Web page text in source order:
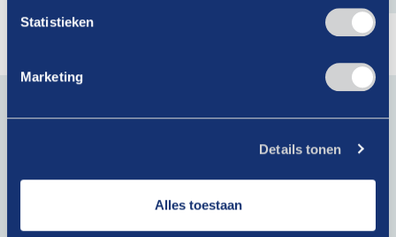
Statistieken
Marketing
Details tonen
Alles toestaan
Blijf op de hoogte van actueel branchenieuws. Schrijf je
Krijg als lid toegang tot exclusieve artikelen!